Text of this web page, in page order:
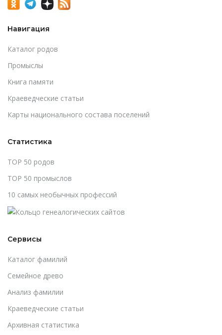
Навигация
Каталог родов
Промыслы
Книга памяти
Краеведческие статьи
Карты национального состава поселений
Статистика
TOP 50 родов
TOP 50 промыслов
10 самых необычных профессий
Сервисы
Каталог фамилий
Cемейное древо
Анализ фамилии
Краеведческие статьи
Архивная статистика